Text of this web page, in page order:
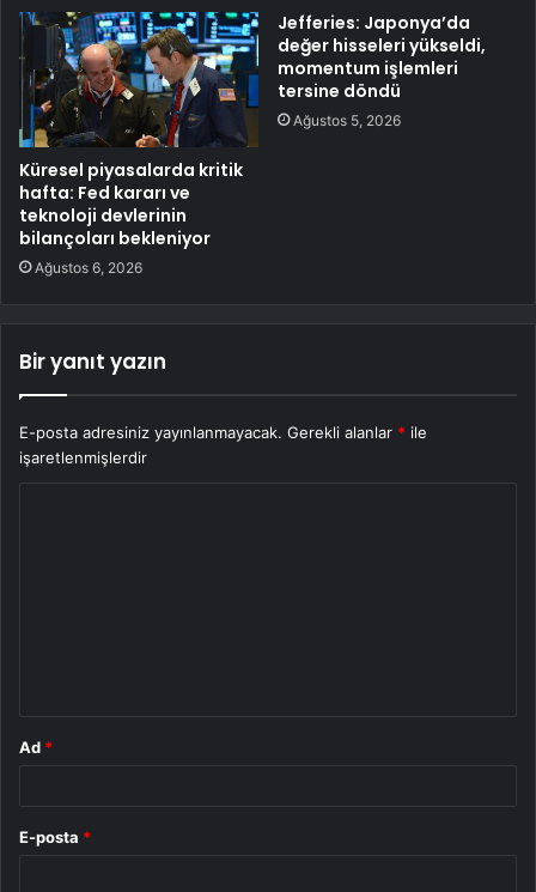
Küresel piyasalarda kritik
hafta: Fed kararı ve
teknoloji devlerinin
bilançoları bekleniyor
Ağustos 6, 2026
Jefferies: Japonya’da
değer hisseleri yükseldi,
momentum işlemleri
tersine döndü
Ağustos 5, 2026
Bir yanıt yazın
E-posta adresiniz yayınlanmayacak. Gerekli alanlar * ile
işaretlenmişlerdir
Ad *
E-posta *